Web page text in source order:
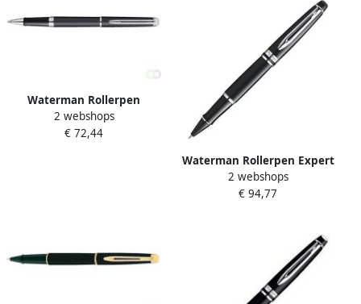
Waterman Rollerpen
HÃ©misphÃ¨re matte black
CT fijn
2 webshops
€ 72,44
Waterman Rollerpen Expert
black lacquer CT fijn
2 webshops
€ 94,77